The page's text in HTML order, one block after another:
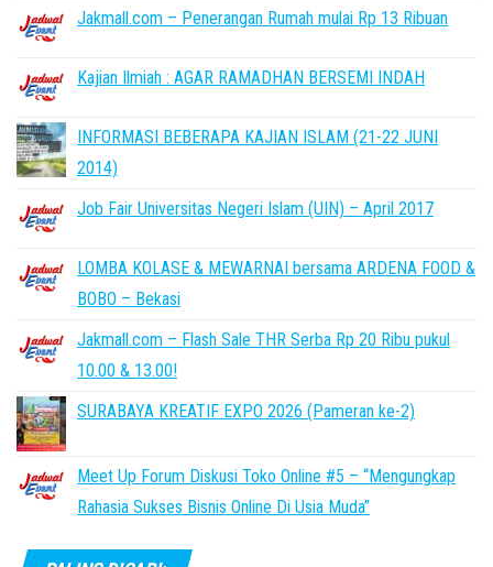
Jakmall.com – Penerangan Rumah mulai Rp 13 Ribuan
Kajian Ilmiah : AGAR RAMADHAN BERSEMI INDAH
INFORMASI BEBERAPA KAJIAN ISLAM (21-22 JUNI
2014)
Job Fair Universitas Negeri Islam (UIN) – April 2017
LOMBA KOLASE & MEWARNAI bersama ARDENA FOOD &
BOBO – Bekasi
Jakmall.com – Flash Sale THR Serba Rp 20 Ribu pukul
10.00 & 13.00!
SURABAYA KREATIF EXPO 2026 (Pameran ke-2)
Meet Up Forum Diskusi Toko Online #5 – “Mengungkap
Rahasia Sukses Bisnis Online Di Usia Muda”